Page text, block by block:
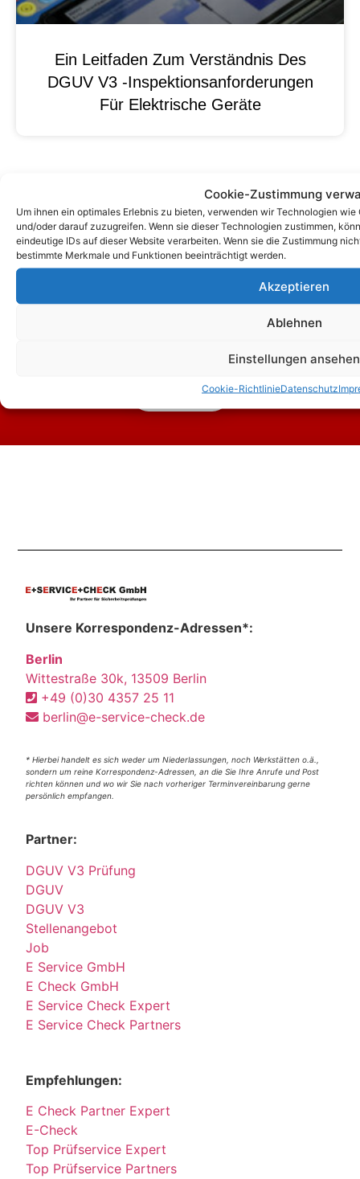
Cookie-Zustimmung
Um ihnen ein optimales Erlebnis zu bieten, verwenden wir Technologien
und/oder darauf zuzugreifen. Wenn sie dieser Technologien zustimmen,
eindeutige IDs auf dieser Website verarbeiten. Wenn sie die Zustimmung
bestimmte Merkmale und Funktionen beeinträchtigt werden.
Akzeptieren
Ablehnen
Einstellungen ansehen
Cookie-RichtlinieDatenschutz
Ein Leitfaden Zum Verständnis Des
DGUV V3 -Inspektionsanforderungen
Für Elektrische Geräte
Unsere Korrespondenz-Adressen*:
Berlin
Wittestraße 30k, 13509 Berlin
+49 (0)30 4357 25 11
berlin@e-service-check.de
* Hierbei handelt es sich weder um Niederlassungen, noch Werkstätten o.ä.,
sondern um reine Korrespondenz-Adressen, an die Sie Ihre Anrufe und Post
richten können und wo wir Sie nach vorheriger Terminvereinbarung gerne
persönlich empfangen.
Partner:
DGUV V3 Prüfung
DGUV
DGUV V3
Stellenangebot
Job
E Service GmbH
E Check GmbH
E Service Check Expert
E Service Check Partners
Empfehlungen:
E Check Partner Expert
E-Check
Top Prüfservice Expert
Top Prüfservice Partners